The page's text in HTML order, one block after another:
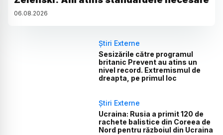
06.08.2026
Știri Externe
Sesizările către programul
britanic Prevent au atins un
nivel record. Extremismul de
dreapta, pe primul loc
Știri Externe
Ucraina: Rusia a primit 120 de
rachete balistice din Coreea de
Nord pentru războiul din Ucraina